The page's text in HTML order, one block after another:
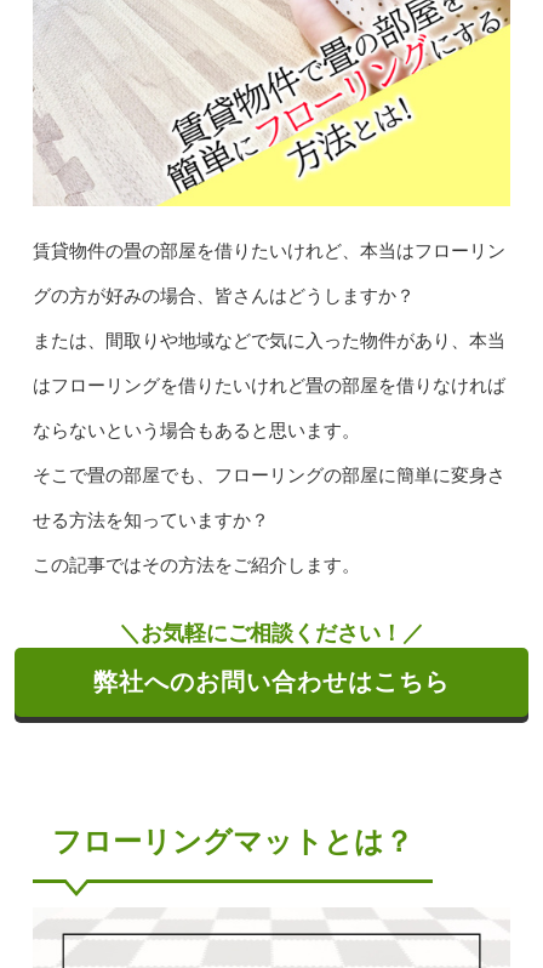
賃貸物件の畳の部屋を借りたいけれど、本当はフローリン
グの方が好みの場合、皆さんはどうしますか？
または、間取りや地域などで気に入った物件があり、本当
はフローリングを借りたいけれど畳の部屋を借りなければ
ならないという場合もあると思います。
そこで畳の部屋でも、フローリングの部屋に簡単に変身さ
せる方法を知っていますか？
この記事ではその方法をご紹介します。
＼お気軽にご相談ください！／
弊社へのお問い合わせはこちら
フローリングマットとは？